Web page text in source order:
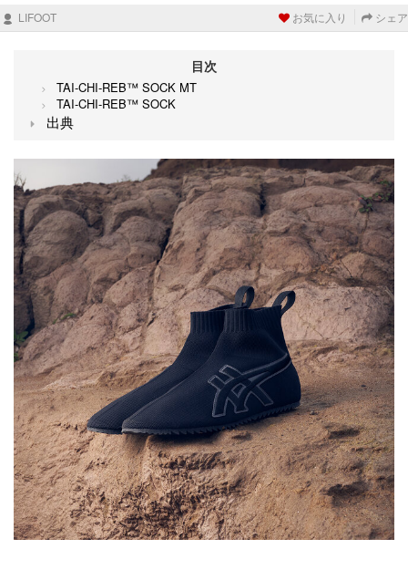
LIFOOT お気に入り シェア
目次
TAI-CHI-REB™️ SOCK MT
TAI-CHI-REB™️ SOCK
出典